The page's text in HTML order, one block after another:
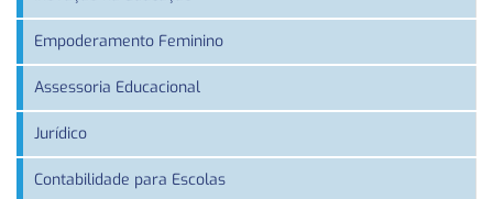
Empoderamento Feminino
Assessoria Educacional
Jurídico
Contabilidade para Escolas